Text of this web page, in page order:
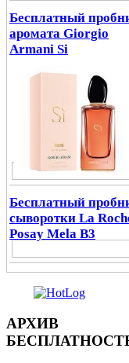
Бесплатный
аромата Giorgio
Armani Si
Бесплатный
сыворотки La
Posay Mela B3
АРХИВ